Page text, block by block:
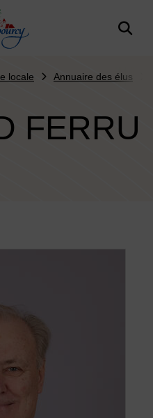
à l'accueil
locale Annuaire des élus
FERRU